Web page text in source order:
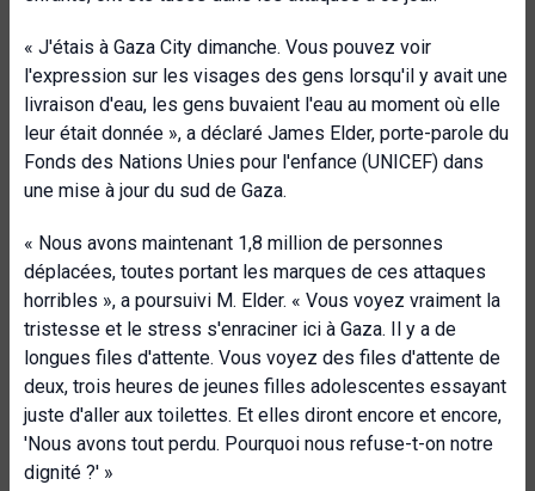
« J'étais à Gaza City dimanche. Vous pouvez voir
l'expression sur les visages des gens lorsqu'il y avait une
livraison d'eau, les gens buvaient l'eau au moment où elle
leur était donnée », a déclaré James Elder, porte-parole du
Fonds des Nations Unies pour l'enfance (UNICEF) dans
une mise à jour du sud de Gaza.
« Nous avons maintenant 1,8 million de personnes
déplacées, toutes portant les marques de ces attaques
horribles », a poursuivi M. Elder. « Vous voyez vraiment la
tristesse et le stress s'enraciner ici à Gaza. Il y a de
longues files d'attente. Vous voyez des files d'attente de
deux, trois heures de jeunes filles adolescentes essayant
juste d'aller aux toilettes. Et elles diront encore et encore,
'Nous avons tout perdu. Pourquoi nous refuse-t-on notre
dignité ?' »